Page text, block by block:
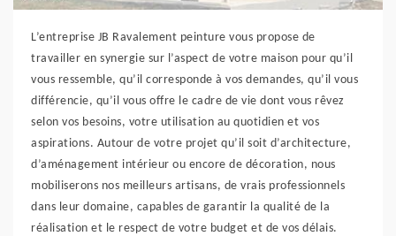
L’entreprise JB Ravalement peinture vous propose de
travailler en synergie sur l’aspect de votre maison pour qu’il
vous ressemble, qu’il corresponde à vos demandes, qu’il vous
différencie, qu’il vous offre le cadre de vie dont vous rêvez
selon vos besoins, votre utilisation au quotidien et vos
aspirations. Autour de votre projet qu’il soit d’architecture,
d’aménagement intérieur ou encore de décoration, nous
mobiliserons nos meilleurs artisans, de vrais professionnels
dans leur domaine, capables de garantir la qualité de la
réalisation et le respect de votre budget et de vos délais.